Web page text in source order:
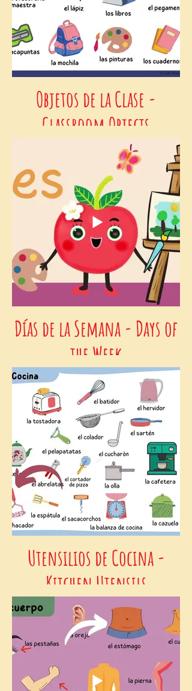
Objetos de la Clase -
Classroom Objects
Días de la Semana - Days of
the Week
Utensilios de Cocina -
Kitchen Utensils